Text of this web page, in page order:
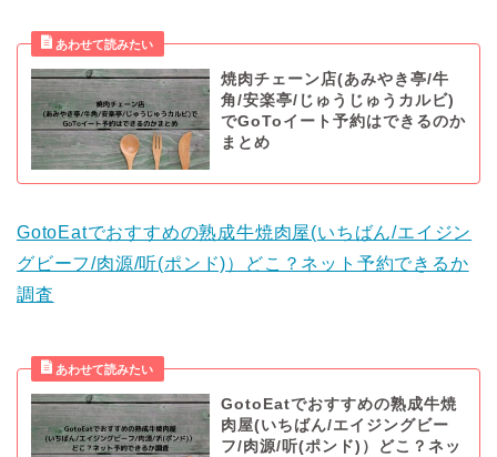
焼肉チェーン店(あみやき亭/牛
角/安楽亭/じゅうじゅうカルビ)
でGoToイート予約はできるのか
まとめ
GotoEatでおすすめの熟成牛焼肉屋(いちばん/エイジン
グビーフ/肉源/听(ポンド)）どこ？ネット予約できるか
調査
GotoEatでおすすめの熟成牛焼
肉屋(いちばん/エイジングビー
フ/肉源/听(ポンド)）どこ？ネッ